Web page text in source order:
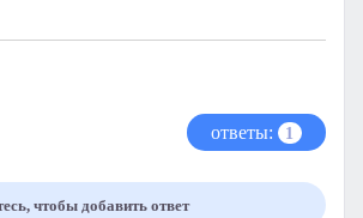
ответы: 1
чтобы добавить ответ